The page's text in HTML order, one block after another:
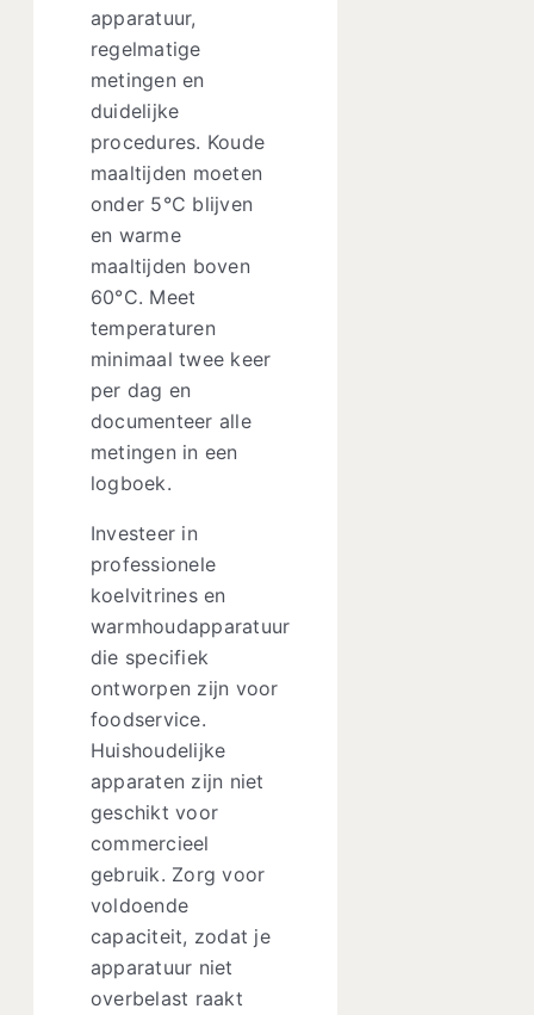
apparatuur,
regelmatige
metingen en
duidelijke
procedures. Koude
maaltijden moeten
onder 5°C blijven
en warme
maaltijden boven
60°C. Meet
temperaturen
minimaal twee keer
per dag en
documenteer alle
metingen in een
logboek.
Investeer in
professionele
koelvitrines en
warmhoudapparatuur
die specifiek
ontworpen zijn voor
foodservice.
Huishoudelijke
apparaten zijn niet
geschikt voor
commercieel
gebruik. Zorg voor
voldoende
capaciteit, zodat je
apparatuur niet
overbelast raakt